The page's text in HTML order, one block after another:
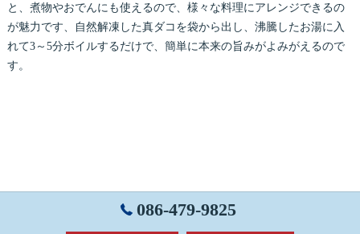
と、煮物やおでんにも使えるので、様々な料理にアレンジできるの
が魅力です、自然解凍した真ダコを袋から出し、沸騰したお湯に入
れて3～5分ボイルするだけで、簡単に本来の旨みがよみがえるので
す。
086-479-9825